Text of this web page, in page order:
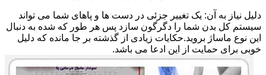
دلیل نیاز به آن: یک تغییر جزئی در دست ها و پاهای شما می تواند
سیستم کل بدن شما را دگرگون سازد پس هر طور که شده به دنبال
این نوع ماساژ بروید.حکایات زیادی از گذشته بر جا مانده که دلیل
خوبی برای حمایت از این ادعا می باشد.